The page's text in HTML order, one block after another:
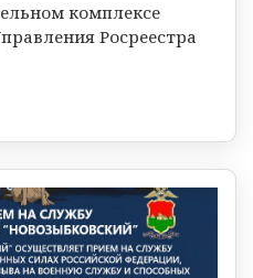
комплексе
Росреестра